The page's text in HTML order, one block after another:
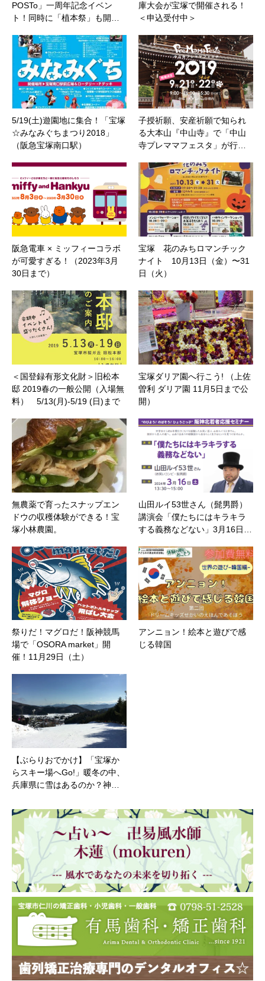
POSTo」一周年記念イベン
ト！同時に「植本祭」も開…
庫大会が宝塚で開催される！
＜申込受付中＞
5/19(土)遊園地に集合！「宝塚
☆みなみぐちまつり2018」
（阪急宝塚南口駅）
子授祈願、安産祈願で知られ
る大本山『中山寺』で「中山
寺プレママフェスタ」が行…
阪急電車 × ミッフィーコラボ
が可愛すぎる！（2023年3月
30日まで）
宝塚 花のみちロマンチック
ナイト 10月13日（金）〜31
日（火）
＜国登録有形文化財＞旧松本
邸 2019春の一般公開（入場無
料） 5/13(月)-5/19 (日)まで
宝塚ダリア園へ行こう! （上佐
曽利 ダリア園 11月5日まで公
開）
無農薬で育ったスナップエン
ドウの収穫体験ができる！宝
塚小林農園。
山田ルイ53世さん（髭男爵）
講演会「僕たちにはキラキラ
する義務などない」3月16日…
祭りだ！マグロだ！阪神競馬
場で「OSORA market」開
催！11月29日（土）
アンニョン！絵本と遊びで感
じる韓国
【ぶらりおでかけ】「宝塚か
らスキー場へGo!」暖冬の中、
兵庫県に雪はあるのか？神…